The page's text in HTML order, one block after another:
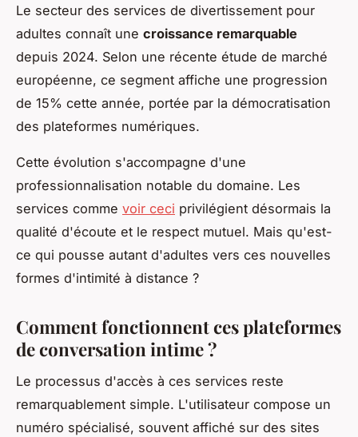
Le secteur des services de divertissement pour
adultes connaît une croissance remarquable
depuis 2024. Selon une récente étude de marché
européenne, ce segment affiche une progression
de 15% cette année, portée par la démocratisation
des plateformes numériques.
Cette évolution s'accompagne d'une
professionnalisation notable du domaine. Les
services comme voir ceci privilégient désormais la
qualité d'écoute et le respect mutuel. Mais qu'est-
ce qui pousse autant d'adultes vers ces nouvelles
formes d'intimité à distance ?
Comment fonctionnent ces plateformes
de conversation intime ?
Le processus d'accès à ces services reste
remarquablement simple. L'utilisateur compose un
numéro spécialisé, souvent affiché sur des sites